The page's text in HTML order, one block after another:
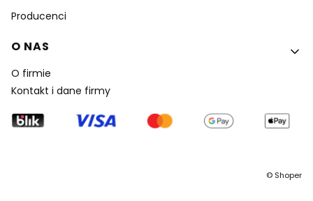
Producenci
O NAS
O firmie
Kontakt i dane firmy
© Shoper